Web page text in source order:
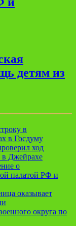
детям из
в
в Госдуму
ход
в Джейрахе
о
палатой РФ и
оказывает
округа по